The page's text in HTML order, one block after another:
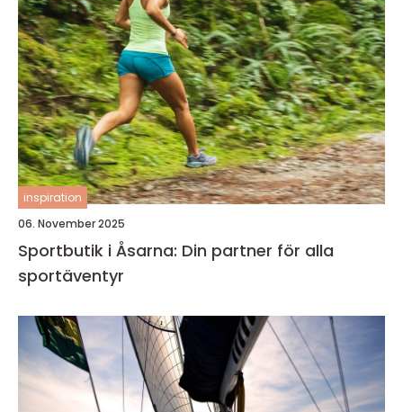
inspiration
06. November 2025
Sportbutik i Åsarna: Din partner för alla
sportäventyr